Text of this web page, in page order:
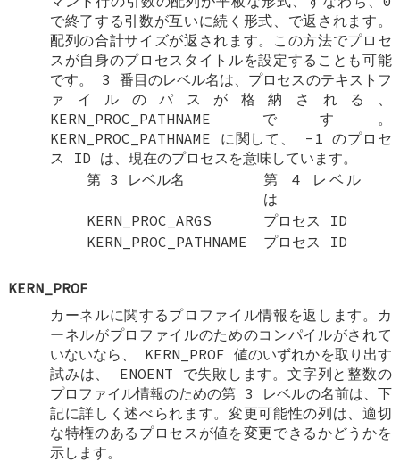
で終了する引数が互いに続く形式、で返されます。
配列の合計サイズが返されます。この方法でプロセ
スが自身のプロセスタイトルを設定することも可能
です。 3 番目のレベル名は、プロセスのテキストフ
ァイルのパスが格納される、
KERN_PROC_PATHNAME です。
KERN_PROC_PATHNAME に関して、 -1
のプロセ
ス ID は、現在のプロセスを意味しています。
第 3 レベル名
第 4 レベル
は
KERN_PROC_ARGS
プロセス ID
KERN_PROC_PATHNAME
プロセス ID
KERN_PROF
カーネルに関するプロファイル情報を返します。カ
ーネルがプロファイルのためのコンパイルがされて
いないなら、 KERN_PROF 値のいずれかを取り出す
試みは、 ENOENT で失敗します。文字列と整数の
プロファイル情報のための第 3 レベルの名前は、下
記に詳しく述べられます。変更可能性の列は、適切
な特権のあるプロセスが値を変更できるかどうかを
示します。